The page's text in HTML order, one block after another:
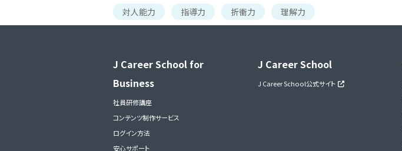
対人能力 指導力 折衝力 理解力
J Career School for
Business
社員研修講座
コンテンツ制作サービス
ログイン方法
安心サポート
J Career School
J Career School公式サイト